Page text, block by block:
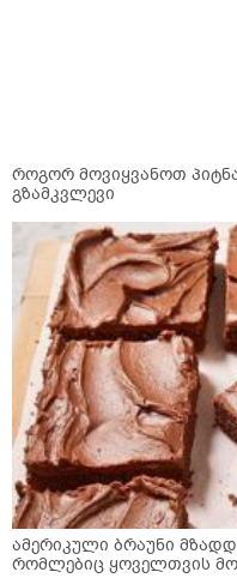
როგორ მოვიყვანოთ
გზამკვლევი
ამერიკული ბრაუნი
რომლებიც ყოველთვის